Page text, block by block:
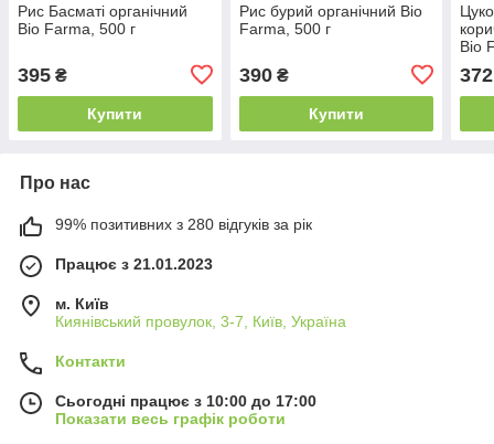
Рис Басматі органічний
Bio Farma, 500 г
395 ₴
Купити
Рис бурий органічний Bio
Farma, 500 г
390₴
Купити
Bio
372
Про нас
99% позитивних з 280 відгуків за рік
Працює з 21.01.2023
м. Київ
Киянівський провулок, 3-7, Київ, Україна
Контакти
Сьогодні працює з 10:00 до 17:00
Показати весь графік роботи